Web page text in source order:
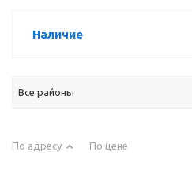
Наличие
Все районы
По адресу По цене